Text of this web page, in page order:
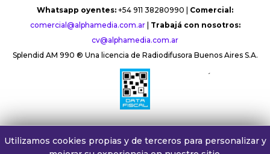
Whatsapp oyentes: +54 911 38280990 | Comercial:
comercial@alphamedia.com.ar| Trabajá con nosotros:
cv@alphamedia.com.ar
Splendid AM 990 ® Una licencia de Radiodifusora Buenos Aires S.A.
´
Utilizamos cookies propias y de terceros para personalizar y